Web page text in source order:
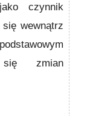
czynnik
się wewnątrz
się zmian